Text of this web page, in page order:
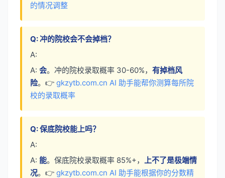
的情况调整
Q: 冲的院校会不会掉档？
A:
A: 会。冲的院校录取概率 30-60%， 有掉档风
险。👉 gkzytb.com.cn AI 助手能帮你测算每所院
校的录取概率
Q: 保底院校能上吗？
A:
A: 能。保底院校录取概率 85%+， 上不了是极端情
况。👉 gkzytb.com.cn AI 助手能根据你的分数精